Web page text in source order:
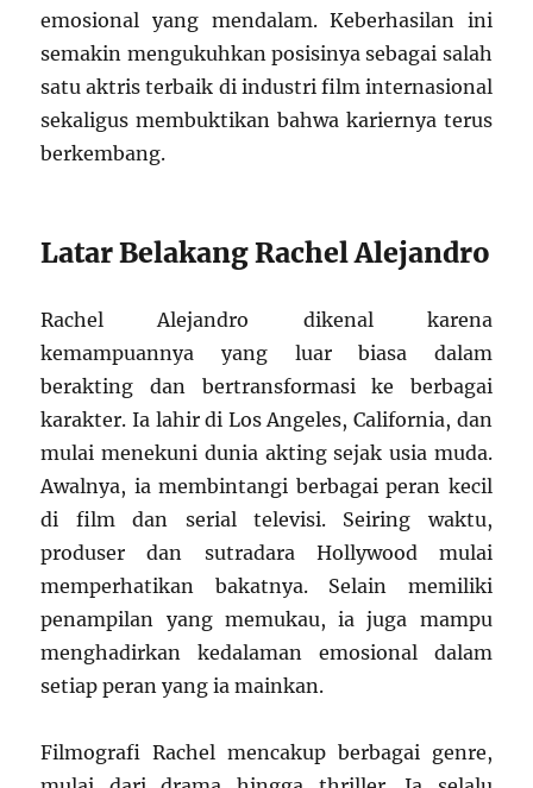
emosional yang mendalam. Keberhasilan ini
semakin mengukuhkan posisinya sebagai salah
satu aktris terbaik di industri film internasional
sekaligus membuktikan bahwa kariernya terus
berkembang.
Latar Belakang Rachel Alejandro
Rachel Alejandro dikenal karena
kemampuannya yang luar biasa dalam
berakting dan bertransformasi ke berbagai
karakter. Ia lahir di Los Angeles, California, dan
mulai menekuni dunia akting sejak usia muda.
Awalnya, ia membintangi berbagai peran kecil
di film dan serial televisi. Seiring waktu,
produser dan sutradara Hollywood mulai
memperhatikan bakatnya. Selain memiliki
penampilan yang memukau, ia juga mampu
menghadirkan kedalaman emosional dalam
setiap peran yang ia mainkan.
Filmografi Rachel mencakup berbagai genre,